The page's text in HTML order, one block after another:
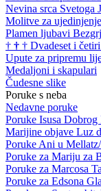
Nevina srca Svetoga
Molitve za
Plamen ljubavi
† † † Dvadeset i
Upute za pripremu
Medaljoni i skapulari
Čudesne slike
Poruke s neba
Nedavne poruke
Poruke Isusa
Marijine objave Luz
Poruke Ani u
Poruke za Mariju za
Poruke za Marcosa
Poruke za Edsona